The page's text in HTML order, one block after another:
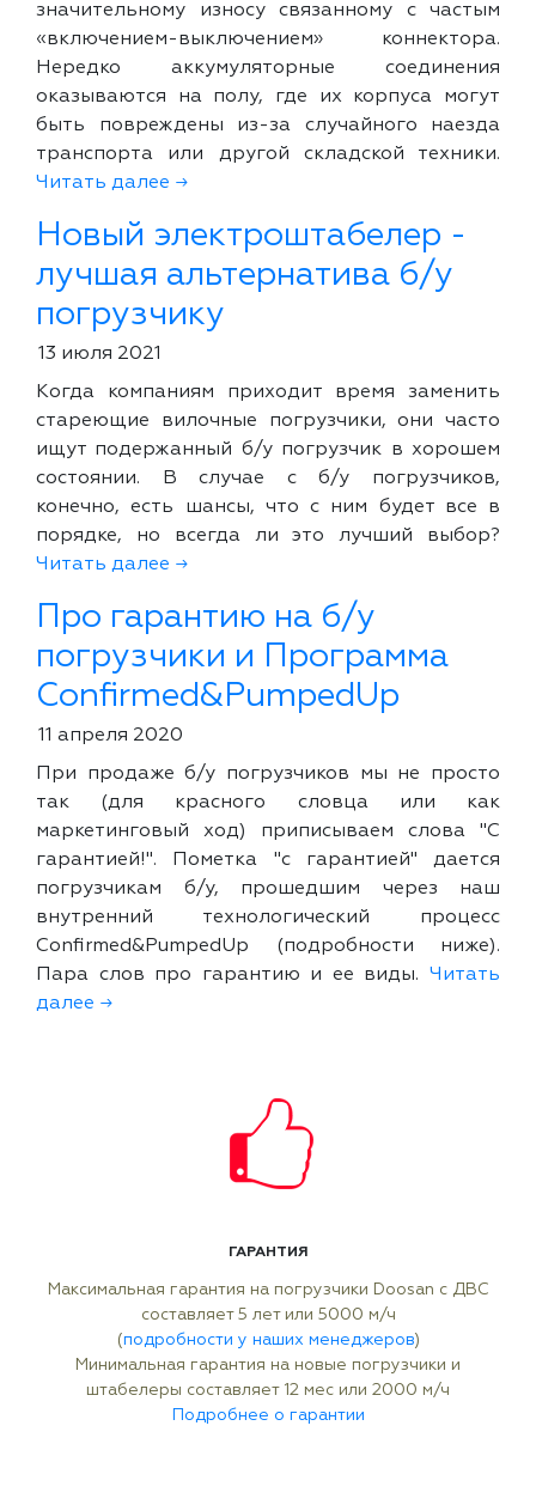
значительному износу связанному с частым
«включением-выключением» коннектора.
Нередко аккумуляторные соединения
оказываются на полу, где их корпуса могут
быть повреждены из-за случайного наезда
транспорта или другой складской техники.
Читать далее →
Новый электроштабелер -
лучшая альтернатива б/у
погрузчику
13 июля 2021
Когда компаниям приходит время заменить
стареющие вилочные погрузчики, они часто
ищут подержанный б/у погрузчик в хорошем
состоянии. В случае с б/у погрузчиков,
конечно, есть шансы, что с ним будет все в
порядке, но всегда ли это лучший выбор?
Читать далее →
Про гарантию на б/у
погрузчики и Программа
Confirmed&PumpedUp
11 апреля 2020
При продаже б/у погрузчиков мы не просто
так (для красного словца или как
маркетинговый ход) приписываем слова "С
гарантией!". Пометка "с гарантией" дается
погрузчикам б/у, прошедшим через наш
внутренний технологический процесс
Confirmed&PumpedUp (подробности ниже).
Пара слов про гарантию и ее виды. Читать
далее →
ГАРАНТИЯ
Максимальная гарантия на погрузчики Doosan с ДВС
составляет 5 лет или 5000 м/ч
(подробности у наших менеджеров)
Минимальная гарантия на новые погрузчики и
штабелеры составляет 12 мес или 2000 м/ч
Подробнее о гарантии